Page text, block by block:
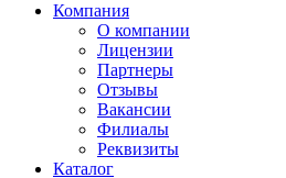
Компания
О компании
Лицензии
Партнеры
Отзывы
Вакансии
Филиалы
Реквизиты
Каталог